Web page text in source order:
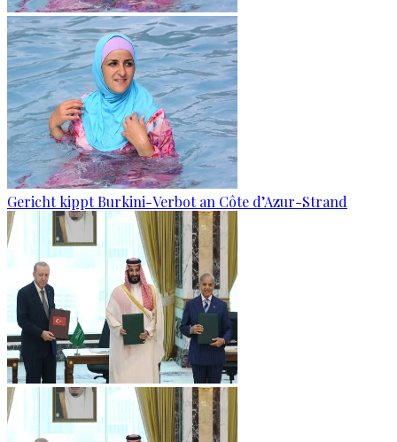
Gericht kippt Burkini-Verbot an Côte d’Azur-Strand